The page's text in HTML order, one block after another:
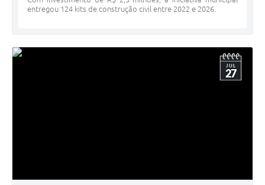
entregou 124 kits de construção civil entre 2022 e 2026.
JUL
27